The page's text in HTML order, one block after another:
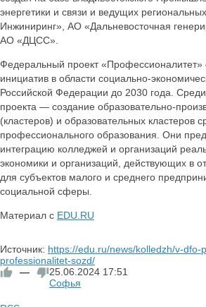
энергетики и связи и ведущих
Инжиниринг», АО «Дальневосточная
АО «ДЦСС».
Федеральный проект «Профессионалитет»
инициатив в области социально-
Российской Федерации до 2030 года.
проекта — создание образовательно-
(кластеров) и образовательных кластеров
профессионального образования. Они
интеграцию колледжей и организаций
экономики и организаций, действующих в
для субъектов малого и среднего
социальной сферы.
Материал с EDU.RU
Источник: https://edu.ru/news/kolledzh/v-dfo-
professionalitet-sozd/
—
25.06.2024 17:51
Софья